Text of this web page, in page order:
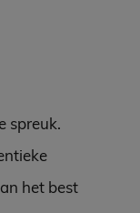
spreuk.
het best